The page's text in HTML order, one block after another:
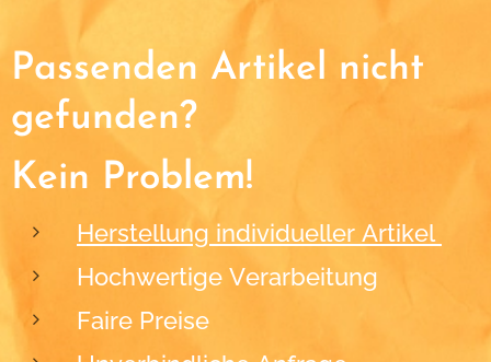
Passenden Artikel nicht
gefunden?
Kein Problem!
Herstellung individueller Artikel
Hochwertige Verarbeitung
Faire Preise